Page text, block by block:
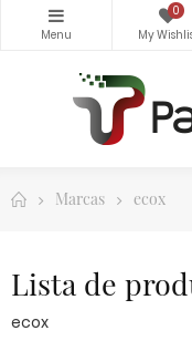
0
Marcas ecox
Lista de
ecox